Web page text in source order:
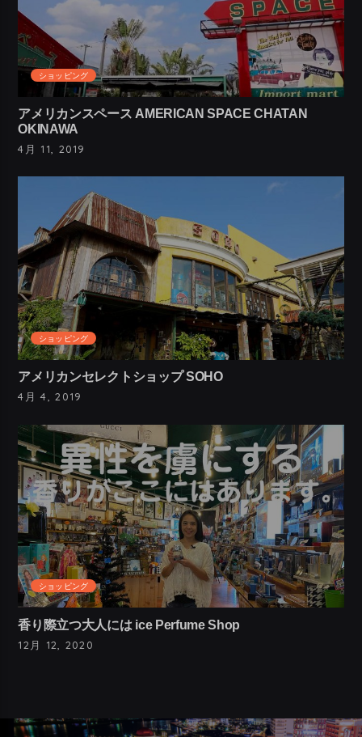
ショッピング
アメリカンスペース AMERICAN SPACE CHATAN
OKINAWA
4月 11, 2019
ショッピング
アメリカンセレクトショップ SOHO
4月 4, 2019
ショッピング
香り際立つ大人には ice Perfume Shop
12月 12, 2020